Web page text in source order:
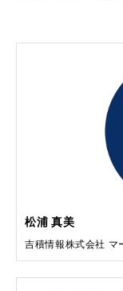
松浦 真美
吉積情報株式会社